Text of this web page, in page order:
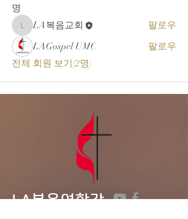
명
LA복음교회
LA복음교회
팔로우
LAGospel UMC
팔로우
전체 회원 보기(2명)
LA복음연합감